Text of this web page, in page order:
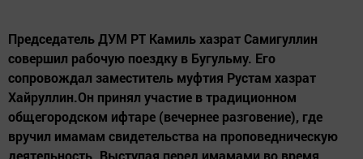
Председатель ДУМ РТ Камиль хазрат Самигуллин
совершил рабочую поездку в Бугульму. Его
сопровождал заместитель муфтия Рустам хазрат
Хайруллин.Он принял участие в традиционном
общегородском ифтаре (вечернее разговение), где
вручил имамам свидетельства на проповедническую
деятельность. Выступая перед имамами во время